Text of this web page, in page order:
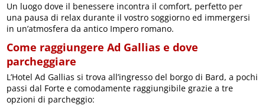
Un luogo dove il benessere incontra il comfort, perfetto per
una pausa di relax durante il vostro soggiorno ed immergersi
in un’atmosfera da antico Impero romano.
Come raggiungere Ad Gallias e dove
parcheggiare
L’Hotel Ad Gallias si trova all’ingresso del borgo di Bard, a pochi
passi dal Forte e comodamente raggiungibile grazie a tre
opzioni di parcheggio: